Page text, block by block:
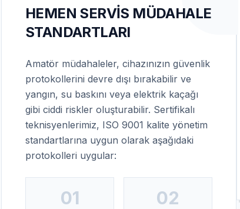
HEMEN SERVIS MÜDAHALE
STANDARTLARI
Amatör müdahaleler, cihazınızın güvenlik
protokollerini devre dışı bırakabilir ve
yangın, su baskını veya elektrik kaçağı
gibi ciddi riskler oluşturabilir. Sertifikalı
teknisyenlerimiz, ISO 9001 kalite yönetim
standartlarına uygun olarak aşağıdaki
protokolleri uygular:
01 02